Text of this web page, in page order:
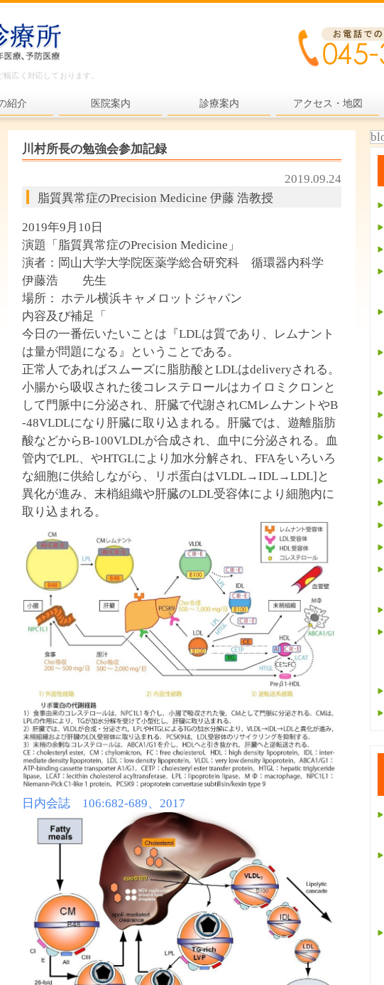
広く対応しております。
紹介 医院案内 診療案内
内科一般
各種検査
プライマリ・ケア
老年医療
予防医療
アクセス・地図
川村所長の勉強会参加記録
2019.09.24
脂質異常症のPrecision Medicine 伊藤 浩教授
2019年9月10日
演題「脂質異常症のPrecision Medicine」
演者：岡山大学大学院医薬学総合研究科 循環器内科学
伊藤浩 先生
場所： ホテル横浜キャメロットジャパン
内容及び補足「
今日の一番伝いたいことは『LDLは質であり、レムナント
は量が問題になる』ということである。
正常人であればスムーズに脂肪酸とLDLはdeliveryされる。
小腸から吸収された後コレステロールはカイロミクロンと
して門脈中に分泌され、肝臓で代謝されCMレムナントやB
-48VLDLになり肝臓に取り込まれる。肝臓では、遊離脂肪
酸などからB-100VLDLが合成され、血中に分泌される。血
管内でLPL、やHTGLにより加水分解され、FFAをいろいろ
な細胞に供給しながら、リポ蛋白はVLDL→IDL→LDL]と
異化が進み、末梢組織や肝臓のLDL受容体により細胞内に
取り込まれる。
日内会誌 106:682‐689、2017